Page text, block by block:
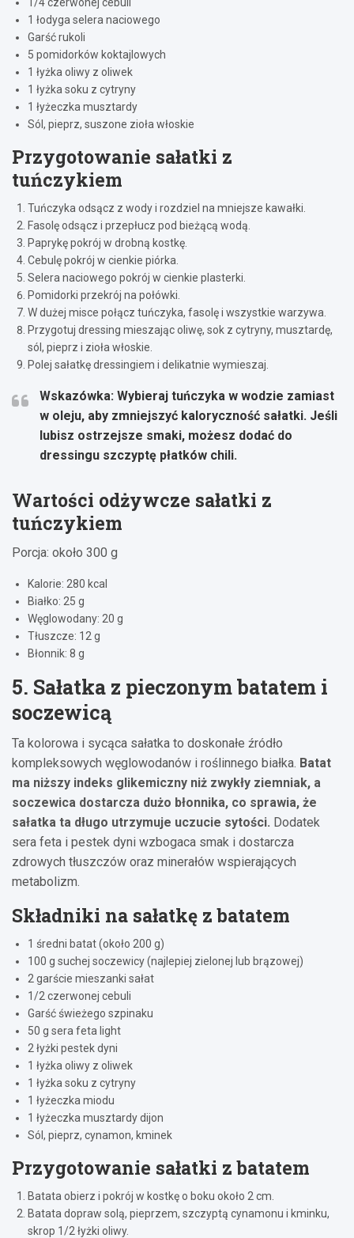
1 łodyga selera naciowego
Garść rukoli
5 pomidorków koktajlowych
1 łyżka oliwy z oliwek
1 łyżka soku z cytryny
1 łyżeczka musztardy
Sól, pieprz, suszone zioła włoskie
Przygotowanie sałatki z
tuńczykiem
Tuńczyka odsącz z wody i rozdziel na mniejsze kawałki.
Fasolę odsącz i przepłucz pod bieżącą wodą.
Paprykę pokrój w drobną kostkę.
Cebulę pokrój w cienkie piórka.
Selera naciowego pokrój w cienkie plasterki.
Pomidorki przekrój na połówki.
W dużej misce połącz tuńczyka, fasolę i wszystkie warzywa.
Przygotuj dressing mieszając oliwę, sok z cytryny, musztardę,
sól, pieprz i zioła włoskie.
Polej sałatkę dressingiem i delikatnie wymieszaj.
Wskazówka: Wybieraj tuńczyka w wodzie zamiast
w oleju, aby zmniejszyć kaloryczność sałatki. Jeśli
lubisz ostrzejsze smaki, możesz dodać do
dressingu szczyptę płatków chili.
Wartości odżywcze sałatki z
tuńczykiem
Porcja: około 300 g
Kalorie: 280 kcal
Białko: 25 g
Węglowodany: 20 g
Tłuszcze: 12 g
Błonnik: 8 g
5. Sałatka z pieczonym batatem i
soczewicą
Ta kolorowa i sycąca sałatka to doskonałe źródło
kompleksowych węglowodanów i roślinnego białka. Batat
ma niższy indeks glikemiczny niż zwykły ziemniak, a
soczewica dostarcza dużo błonnika, co sprawia, że
sałatka ta długo utrzymuje uczucie sytości. Dodatek
sera feta i pestek dyni wzbogaca smak i dostarcza
zdrowych tłuszczów oraz minerałów wspierających
metabolizm.
Składniki na sałatkę z batatem
1 średni batat (około 200 g)
100 g suchej soczewicy (najlepiej zielonej lub brązowej)
2 garście mieszanki sałat
1/2 czerwonej cebuli
Garść świeżego szpinaku
50 g sera feta light
2 łyżki pestek dyni
1 łyżka oliwy z oliwek
1 łyżka soku z cytryny
1 łyżeczka miodu
1 łyżeczka musztardy dijon
Sól, pieprz, cynamon, kminek
Przygotowanie sałatki z batatem
Batata obierz i pokrój w kostkę o boku około 2 cm.
Batata dopraw solą, pieprzem, szczyptą cynamonu i kminku,
skrop 1/2 łyżki oliwy.